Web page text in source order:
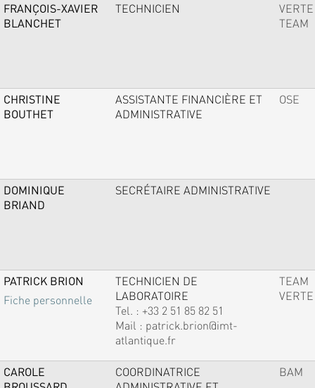
FRANÇOIS-XAVIER
BLANCHET
TECHNICIEN
VERTE
TEAM
CHRISTINE
BOUTHET
ASSISTANTE FINANCIÈRE ET
ADMINISTRATIVE
OSE
DOMINIQUE
BRIAND
SECRÉTAIRE ADMINISTRATIVE
PATRICK BRION
Fiche personnelle
TECHNICIEN DE
LABORATOIRE
Tel. : +33 2 51 85 82 51
Mail : patrick.brion@imt-
atlantique.fr
TEAM
VERTE
CAROLE
COORDINATRICE
BAM